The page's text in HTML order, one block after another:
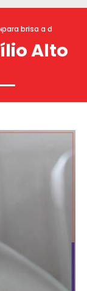
para brisa
para brisa a domicilio
Alto